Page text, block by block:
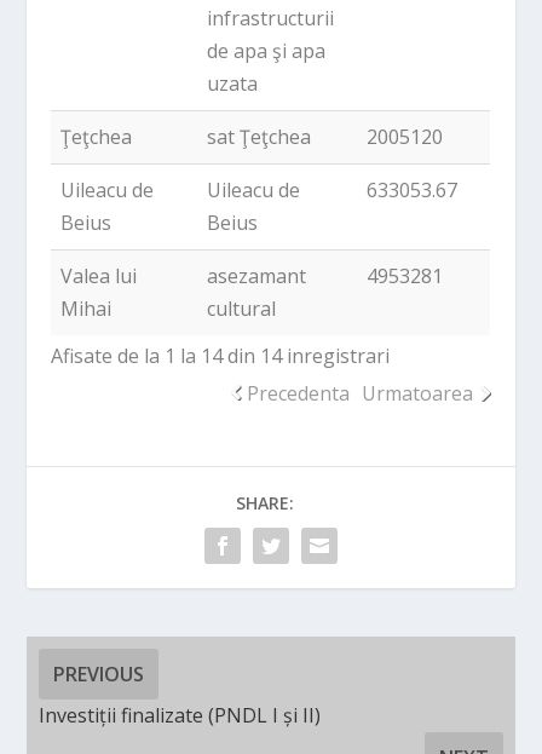
infrastructurii
de apa şi apa
uzata
Ţeţchea sat Ţeţchea
2005120
Uileacu de
Beius
Uileacu de
Beius
633053.67
Valea lui
Mihai
asezamant
cultural
4953281
Afisate de la 1 la 14 din 14 inregistrari
Precedenta Urmatoarea
SHARE:
PREVIOUS
Investiții finalizate (PNDL I și II)